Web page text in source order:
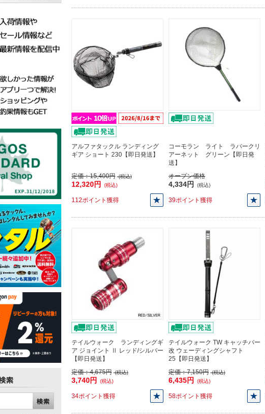
アルファタックル ランディング
ギア ショート 230【即日発送】
定価：15,400円 (税込)
12,320円 (税込)
112ポイント獲得
コーモラン ライト ラバークリ
アーネット グリーン【即日発
送】
オープン価格
4,334円 (税込)
39ポイント獲得
テイルウォーク ランディングギ
ア ジョイント Ⅱ レッド/シルバー
【即日発送】
定価：4,675円 (税込)
3,740円 (税込)
34ポイント獲得
テイルウォーク TW キャッチバー
改 ウェーディングシャフト
25【即日発送】
定価：7,150円 (税込)
6,435円 (税込)
58ポイント獲得